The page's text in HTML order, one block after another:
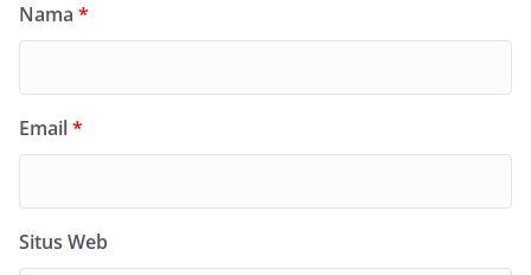
Nama *
Email*
Situs Web